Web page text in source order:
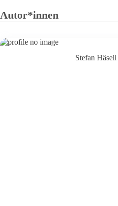
Autor*innen
Stefan Häseli